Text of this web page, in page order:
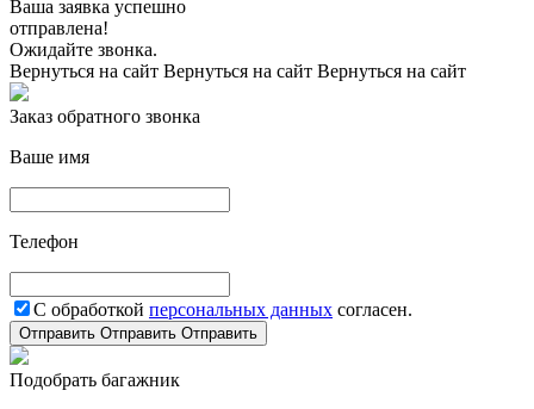
Ваша заявка успешно
отправлена!
Ожидайте звонка.
Вернуться на сайт Вернуться на сайт Вернуться на сайт
Заказ обратного звонка
Ваше имя
Телефон
С обработкой персональных данных согласен.
Отправить Отправить Отправить
Подобрать багажник